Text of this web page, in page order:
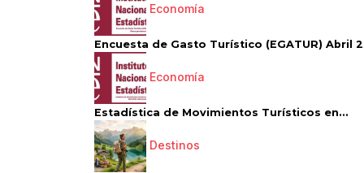
Economía
Encuesta de Gasto Turístico (EGATUR) Abril
Economía
Estadística de Movimientos Turísticos en...
Destinos